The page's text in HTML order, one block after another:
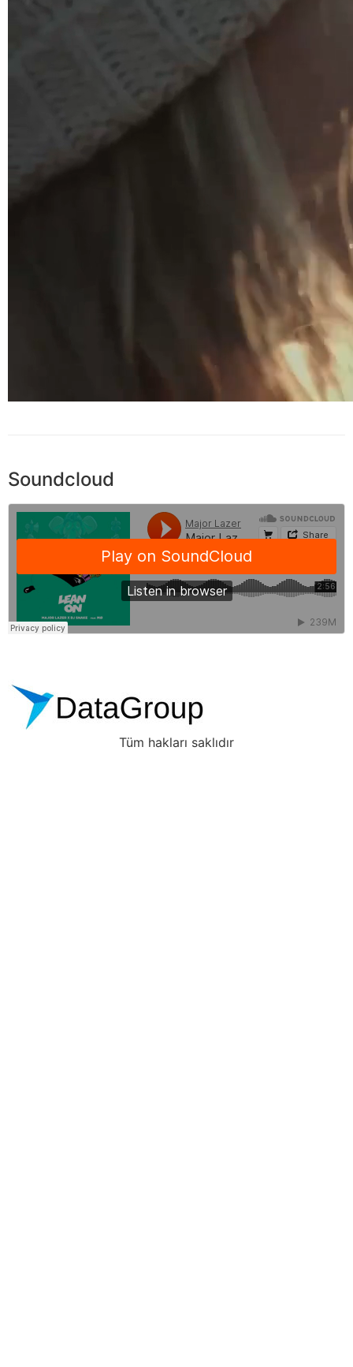
Soundcloud
Tüm hakları saklıdır